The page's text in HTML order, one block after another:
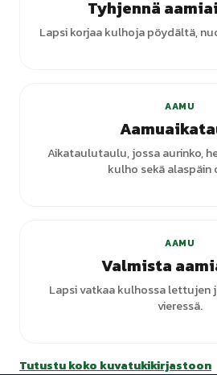
Tyhjennä
Lapsi korjaa kulhoja pöydältä,
AAMU
Aikataulutaulu, jossa aurinko,
kulho sekä alaspäin
AAMU
Valmista
Lapsi vatkaa kulhossa lettujen
vieressä.
Tutustu koko kuvatukikirjastoon